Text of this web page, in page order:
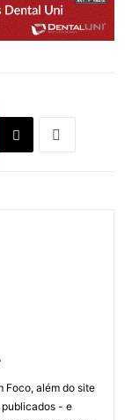
Foco, além do site
- e